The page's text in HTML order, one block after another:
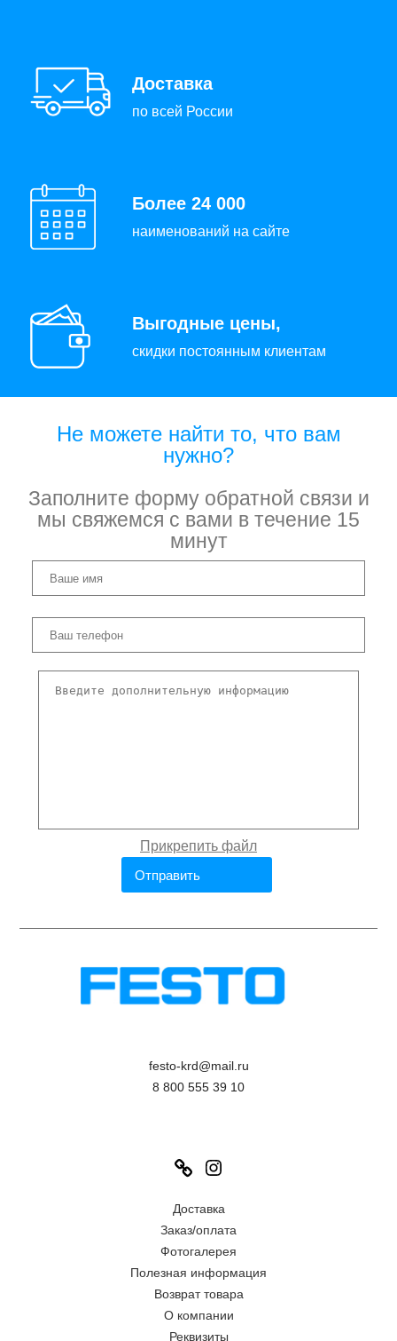
Доставка
по всей России
Более 24 000
наименований на сайте
Выгодные цены,
скидки постоянным клиентам
Не можете найти то, что вам
нужно?
Заполните форму обратной связи и
мы свяжемся с вами в течение 15
минут
festo-krd@mail.ru
8 800 555 39 10
Link
Доставка
Заказ/оплата
Фотогалерея
Полезная информация
Возврат товара
О компании
Реквизиты